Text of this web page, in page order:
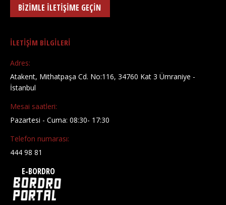
BİZİMLE İLETİŞİME GEÇİN
İLETİŞİM BİLGİLERİ
Adres:
Atakent, Mithatpaşa Cd. No:116, 34760 Kat 3 Ümraniye -
İstanbul
Mesai saatleri:
Pazartesi - Cuma: 08:30- 17:30
Telefon numarası:
444 98 81
E-BORDRO